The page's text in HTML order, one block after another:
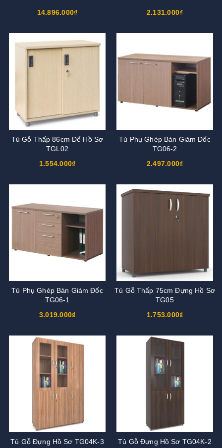
14.896.000₫
2.131.000₫
Tủ Gỗ Thấp 86cm Để Hồ Sơ
TGL02
1.554.000₫
Tủ Phụ Ghép Bàn Giám Đốc
TG06-2
2.497.000₫
Tủ Phụ Ghép Bàn Giám Đốc
TG06-1
3.019.000₫
Tủ Gỗ Thấp 75cm Đựng Hồ Sơ
TG05
1.753.000₫
Tủ Gỗ Đựng Hồ Sơ TG04K-3 Tủ Gỗ Đựng Hồ Sơ TG04K-2